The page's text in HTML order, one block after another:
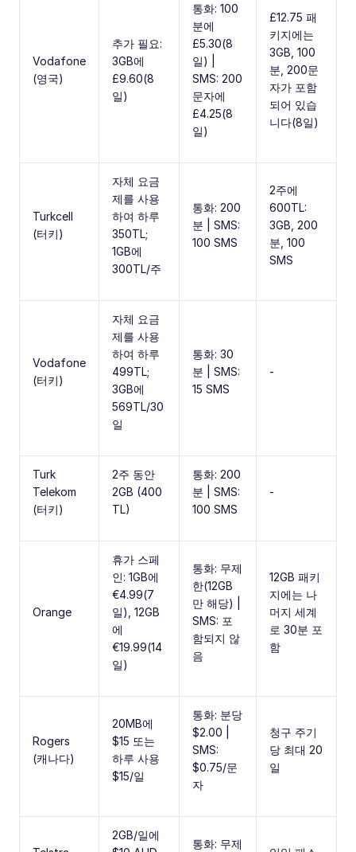
Vodafone
(영국)
추가 필요:
3GB에
£9.60(8
일)
통화: 100
분에
£5.30(8
일) |
SMS: 200
문자에
£4.25(8
일)
£12.75 패
키지에는
3GB, 100
분, 200문
자가 포함
되어 있습
니다(8일)
Turkcell
(터키)
자체 요금
제를 사용
하여 하루
350TL;
1GB에
300TL/주
통화: 200
분 | SMS:
100 SMS
2주에
600TL:
3GB, 200
분, 100
SMS
Vodafone
(터키)
자체 요금
제를 사용
하여 하루
499TL;
3GB에
569TL/30
일
통화: 30
분 | SMS:
15 SMS
-
Turk
Telekom
(터키)
2주 동안
2GB (400
TL)
통화: 200
분 | SMS:
100 SMS
-
Orange
휴가 스페
인: 1GB에
€4.99(7
일), 12GB
에
€19.99(14
일)
통화: 무제
한(12GB
만 해당) |
SMS: 포
함되지 않
음
12GB 패키
지에는 나
머지 세계
로 30분 포
함
Rogers
(캐나다)
20MB에
$15 또는
하루 사용
$15/일
통화: 분당
$2.00 |
SMS:
$0.75/문
자
청구 주기
당 최대 20
일
2GB/일에
통화: 무제